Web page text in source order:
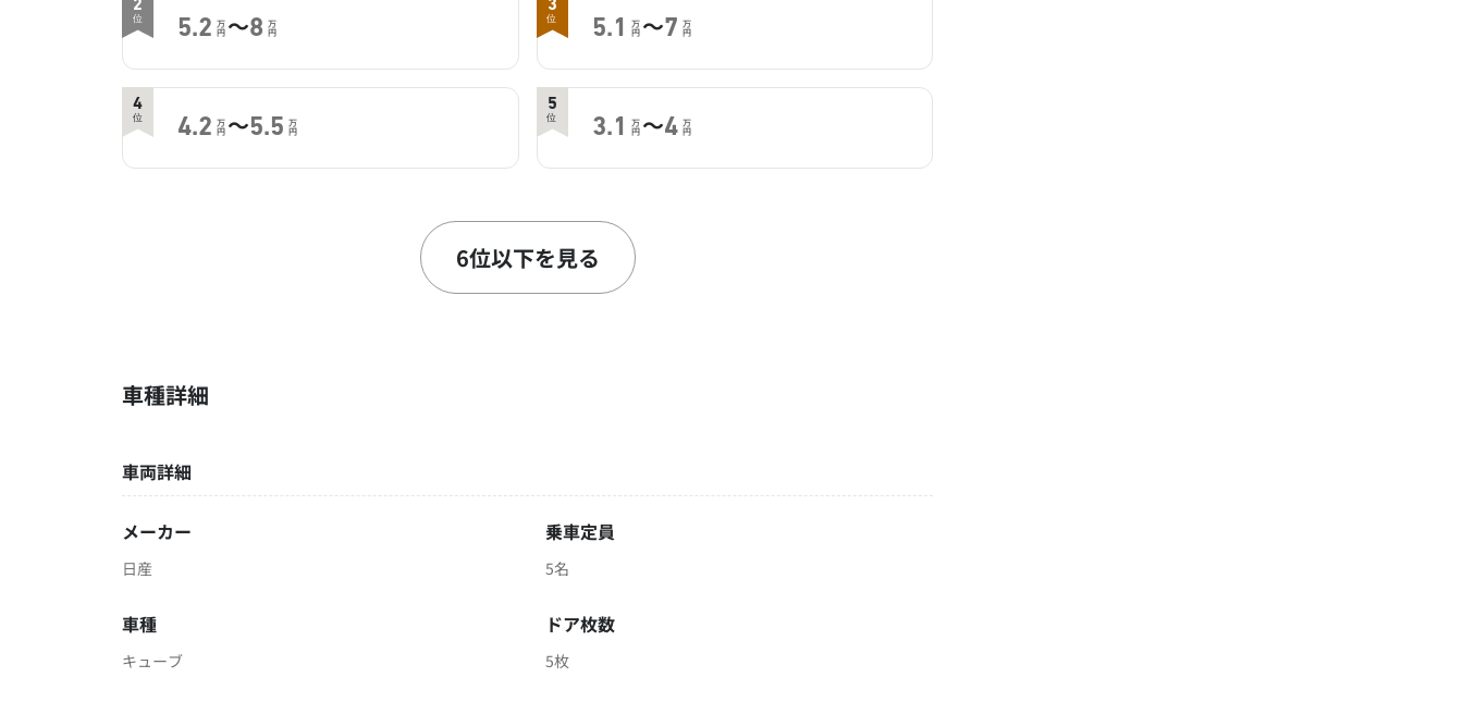
2
位 5.2 万
円 ～8 万
円
3
位 5.1 万
円 ～7 万
円
4
位 4.2 万
円 ～5.5 万
円
5
位 3.1 万
円 ～4 万
円
6位以下を見る
車種詳細
車両詳細
メーカー
日産
乗車定員
5名
車種
キューブ
ドア枚数
5枚